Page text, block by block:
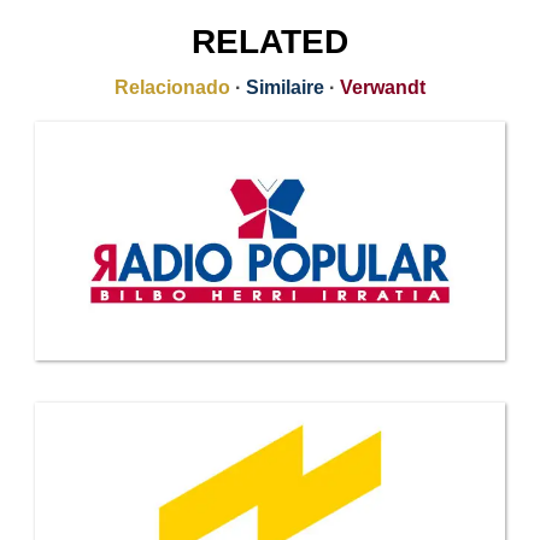
RELATED
Relacionado · Similaire · Verwandt